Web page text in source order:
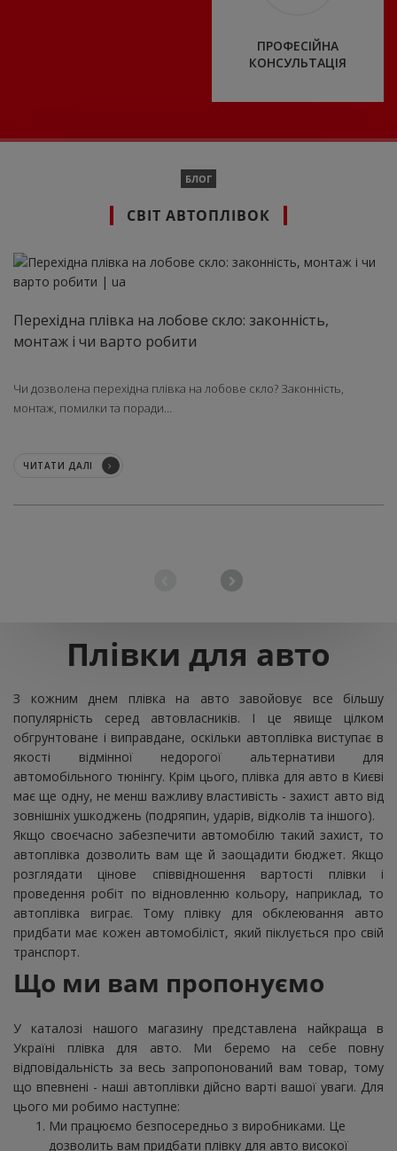
ПРОФЕСІЙНА
КОНСУЛЬТАЦІЯ
БЛОГ
СВІТ АВТОПЛІВОК
Перехідна плівка на лобове скло: законність,
монтаж і чи варто робити
Чи дозволена перехідна плівка на лобове скло? Законність,
монтаж, помилки та поради…
ЧИТАТИ ДАЛІ
Плівки для авто
З кожним днем плівка на авто завойовує все більшу
популярність серед автовласників. І це явище цілком
обгрунтоване і виправдане, оскільки автоплівка виступає в
якості відмінної недорогої альтернативи для
автомобільного тюнінгу. Крім цього, плівка для авто в Києві
має ще одну, не менш важливу властивість - захист авто від
зовнішніх ушкоджень (подряпин, ударів, відколів та іншого).
Якщо своєчасно забезпечити автомобілю такий захист, то
автоплівка дозволить вам ще й заощадити бюджет. Якщо
розглядати цінове співвідношення вартості плівки і
проведення робіт по відновленню кольору, наприклад, то
автоплівка виграє. Тому плівку для обклеювання авто
придбати має кожен автомобіліст, який піклується про свій
транспорт.
Що ми вам пропонуємо
У каталозі нашого магазину представлена найкраща в
Україні плівка для авто. Ми беремо на себе повну
відповідальність за весь запропонований вам товар, тому
що впевнені - наші автоплівки дійсно варті вашої уваги. Для
цього ми робимо наступне:
Ми працюємо безпосередньо з виробниками. Це
дозволить вам придбати плівку для авто високої